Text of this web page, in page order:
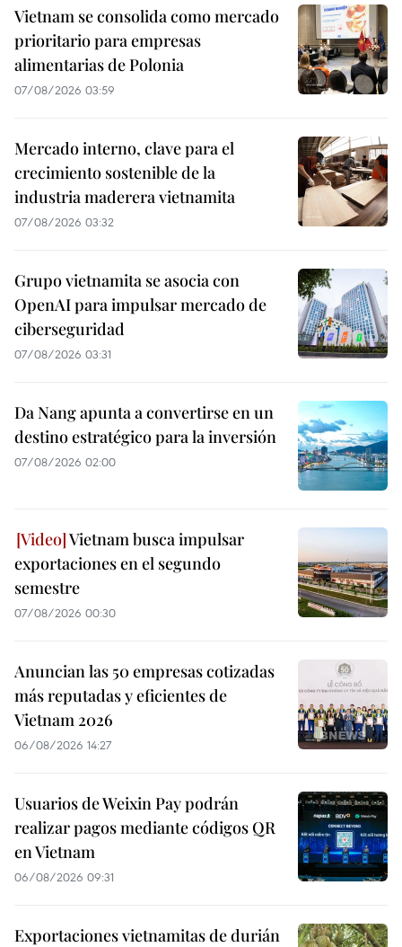
Vietnam se consolida como mercado
prioritario para empresas
alimentarias de Polonia
07/08/2026 03:59
Mercado interno, clave para el
crecimiento sostenible de la
industria maderera vietnamita
07/08/2026 03:32
Grupo vietnamita se asocia con
OpenAI para impulsar mercado de
ciberseguridad
07/08/2026 03:31
Da Nang apunta a convertirse en un
destino estratégico para la inversión
07/08/2026 02:00
Vietnam busca impulsar
exportaciones en el segundo
semestre
07/08/2026 00:30
Anuncian las 50 empresas cotizadas
más reputadas y eficientes de
Vietnam 2026
06/08/2026 14:27
Usuarios de Weixin Pay podrán
realizar pagos mediante códigos QR
en Vietnam
06/08/2026 09:31
Exportaciones vietnamitas de durián